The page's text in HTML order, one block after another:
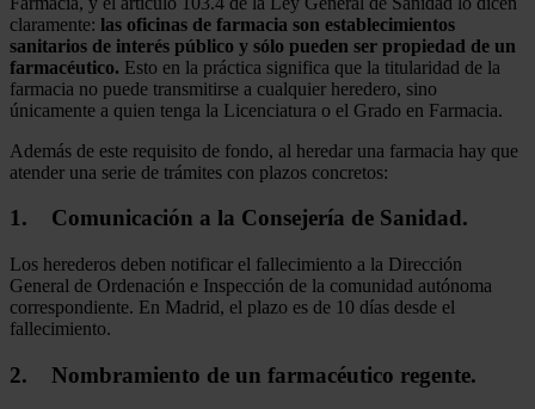
claramente: las oficinas de farmacia son establecimientos
sanitarios de interés público y sólo pueden ser propiedad de un
farmacéutico. Esto en la práctica significa que la titularidad de la
farmacia no puede transmitirse a cualquier heredero, sino
únicamente a quien tenga la Licenciatura o el Grado en Farmacia.
Además de este requisito de fondo, al heredar una farmacia hay que
atender una serie de trámites con plazos concretos:
1. Comunicación a la Consejería de Sanidad.
Los herederos deben notificar el fallecimiento a la Dirección
General de Ordenación e Inspección de la comunidad autónoma
correspondiente. En Madrid, el plazo es de 10 días desde el
fallecimiento.
2. Nombramiento de un farmacéutico regente.